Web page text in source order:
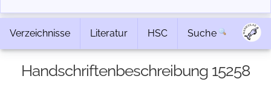
Verzeichnisse Literatur HSC Suche
Handschriftenbeschreibung 15258